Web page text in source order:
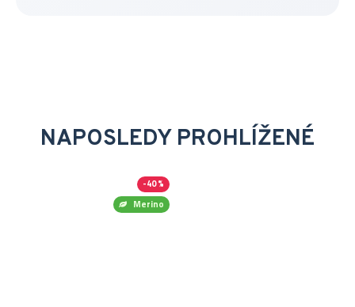
NAPOSLEDY PROHLÍŽENÉ
Merino
-40 %